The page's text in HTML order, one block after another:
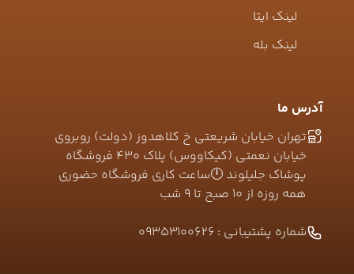
لینک ایتا
لینک بله
آدرس ما
تهران خیابان شریعتی خ کلاهدوز (دولت) روبروی
خیابان نعمتی (کیکاووس) پلاک ۴۳۰ فروشگاه
پوشاک جلیلوند 🕛ساعت کاری فروشگاه حضوری
همه روزه از ۱۰ صبح تا ۹ شب
شماره پشتیبانی : 09353100626